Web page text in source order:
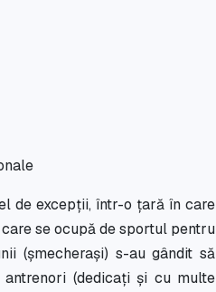
de excepții, într-o țară în care
se ocupă de sportul pentru
(șmecherași) s-au gândit să
(dedicați și cu multe